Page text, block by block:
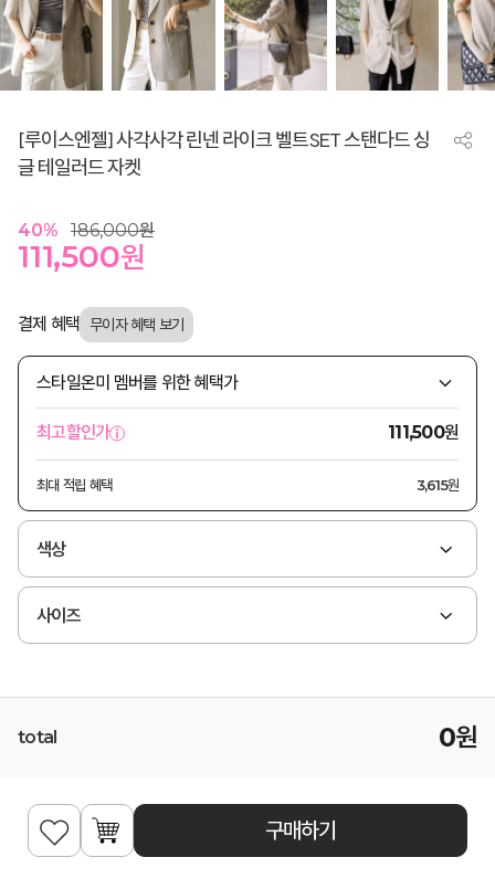
[루이스엔젤] 사각사각 린넨 라이크 벨트SET 스탠다드 싱
글 테일러드 자켓
40% 186,000원
111,500원
결제 혜택
스타일온미 멤버를 위한 혜택가
최고할인가 111,500원
최대 적립 혜택 3,615원
색상
사이즈
total 0원
구매하기